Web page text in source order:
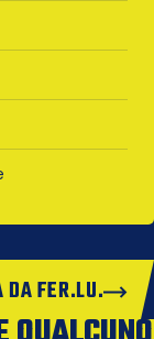
DA FER.LU.